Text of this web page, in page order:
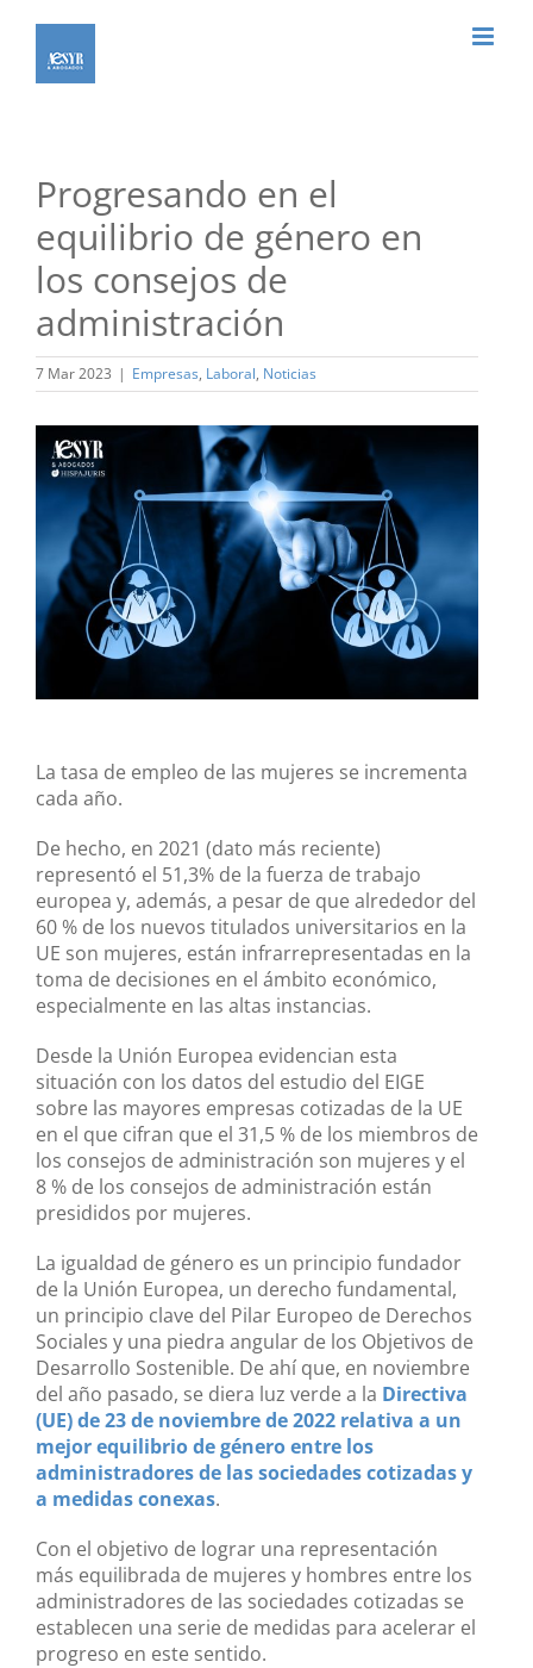
contenido
Progresando en el
equilibrio de género en
los consejos de
administración
7 Mar 2023 | Empresas, Laboral, Noticias
Ver
imagen
más
grande
La tasa de empleo de las mujeres se incrementa
cada año.
De hecho, en 2021 (dato más reciente)
representó el 51,3% de la fuerza de trabajo
europea y, además, a pesar de que alrededor del
60 % de los nuevos titulados universitarios en la
UE son mujeres, están infrarrepresentadas en la
toma de decisiones en el ámbito económico,
especialmente en las altas instancias.
Desde la Unión Europea evidencian esta
situación con los datos del estudio del EIGE
sobre las mayores empresas cotizadas de la UE
en el que cifran que el 31,5 % de los miembros de
los consejos de administración son mujeres y el
8 % de los consejos de administración están
presididos por mujeres.
La igualdad de género es un principio fundador
de la Unión Europea, un derecho fundamental,
un principio clave del Pilar Europeo de Derechos
Sociales y una piedra angular de los Objetivos de
Desarrollo Sostenible. De ahí que, en noviembre
del año pasado, se diera luz verde a la Directiva
(UE) de 23 de noviembre de 2022 relativa a un
mejor equilibrio de género entre los
administradores de las sociedades cotizadas y
a medidas conexas.
Con el objetivo de lograr una representación
más equilibrada de mujeres y hombres entre los
administradores de las sociedades cotizadas se
establecen una serie de medidas para acelerar el
progreso en este sentido.